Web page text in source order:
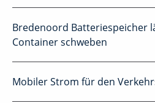
Bredenoord Batteriespeicher
Container schweben
Mobiler Strom für den